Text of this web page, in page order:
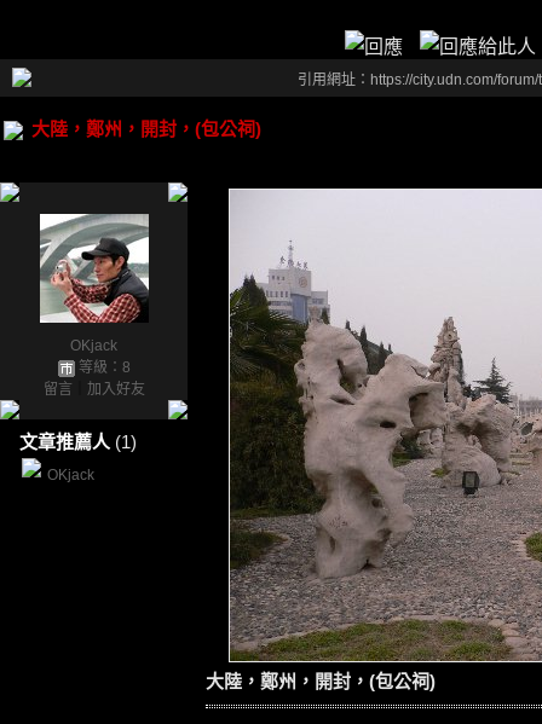
引用網址：https://city.udn.com/
大陸，鄭州，開封，(包公祠)
OKjack
等級：8
留言
加入好友
文章推薦人 (1)
OKjack
大陸，鄭州，開封，(包公祠)